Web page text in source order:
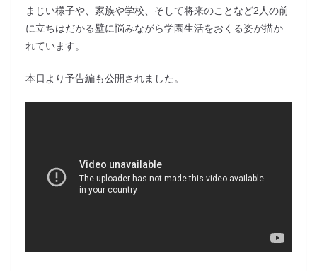
まじい様子や、家族や学校、そして将来のことなど2人の前
に立ちはだかる壁に悩みながら学園生活をおくる姿が描か
れています。
本日より予告編も公開されました。